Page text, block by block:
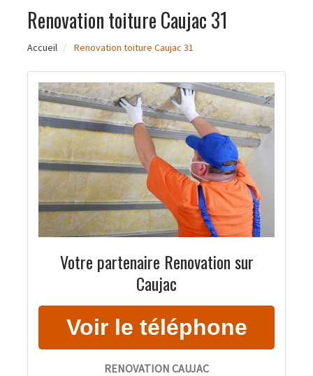
Renovation toiture Caujac 31
Accueil Renovation toiture Caujac 31
Votre partenaire Renovation sur
Caujac
RENOVATION CAUJAC